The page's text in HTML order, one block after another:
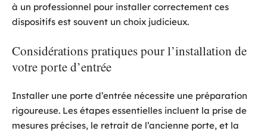
à un professionnel pour installer correctement ces
dispositifs est souvent un choix judicieux.
Considérations pratiques pour l’installation de
votre porte d’entrée
Installer une porte d’entrée nécessite une préparation
rigoureuse. Les étapes essentielles incluent la prise de
mesures précises, le retrait de l’ancienne porte, et la